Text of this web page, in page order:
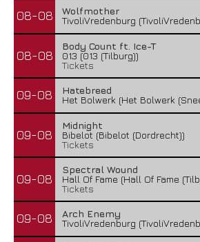
08-08
Wolfmother
TivoliVredenburg
08-08
Body Count ft. Ice-T
013 (013 (Tilburg))
Tickets
09-08
Hatebreed
Het Bolwerk (Het Bolwerk
09-08
Midnight
Bibelot (Bibelot (Dordrecht))
Tickets
09-08
Spectral Wound
Hall Of Fame (Hall Of Fame
Tickets
09-08
Arch Enemy
TivoliVredenburg